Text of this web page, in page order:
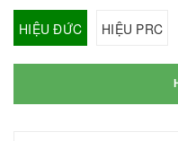
HIỆU ĐỨC HIỆU PRC